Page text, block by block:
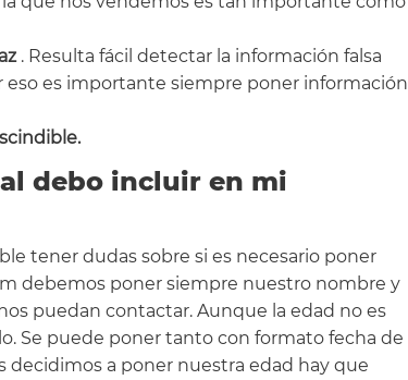
. Resulta fácil detectar la información falsa
es importante siempre poner información
debo incluir en mi
tener dudas sobre si es necesario poner
debemos poner siempre nuestro nombre y
puedan contactar. Aunque la edad no es
Se puede poner tanto con formato fecha de
decidimos a poner nuestra edad hay que